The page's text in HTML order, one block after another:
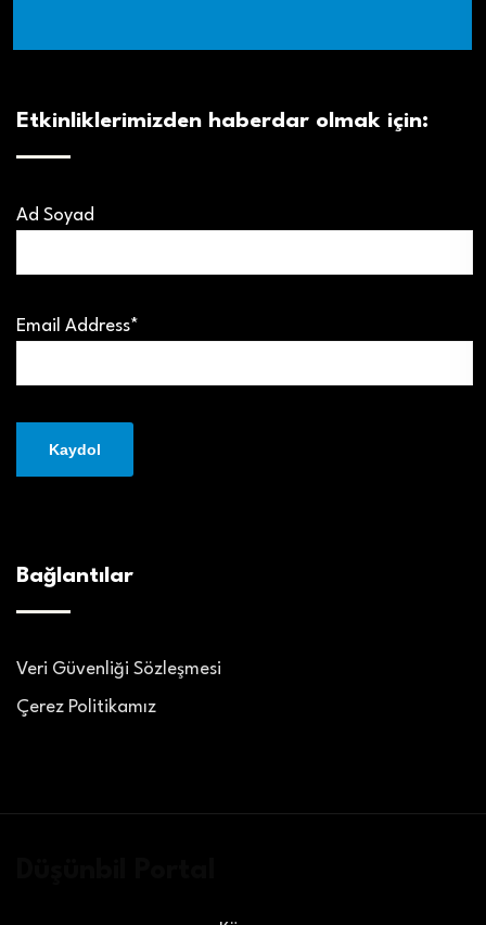
Etkinliklerimizden haberdar olmak için:
Ad Soyad
Email Address*
Bağlantılar
Veri Güvenliği Sözleşmesi
Çerez Politikamız